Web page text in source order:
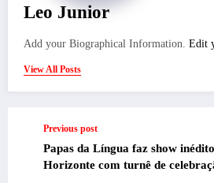
Leo Junior
Add your Biographical Information. Edit
View All Posts
Previous post
Papas da Língua faz show
Horizonte com turnê de